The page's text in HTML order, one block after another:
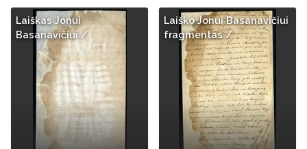
Laiškas Jonui
Basanavičiui /
Laiško Jonui Basanavičiui
fragmentas /